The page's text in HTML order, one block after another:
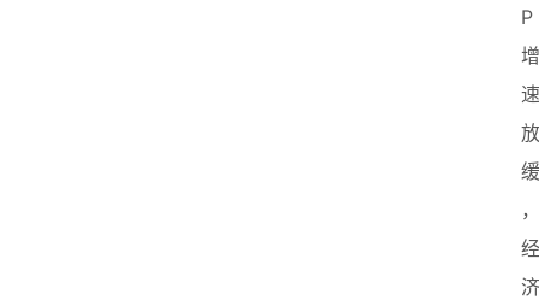
P
增
速
放
缓
，
经
济